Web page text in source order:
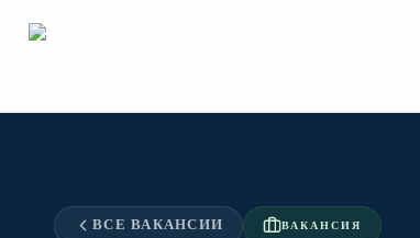
ВСЕ ВАКАНСИИ ВАКАНСИЯ